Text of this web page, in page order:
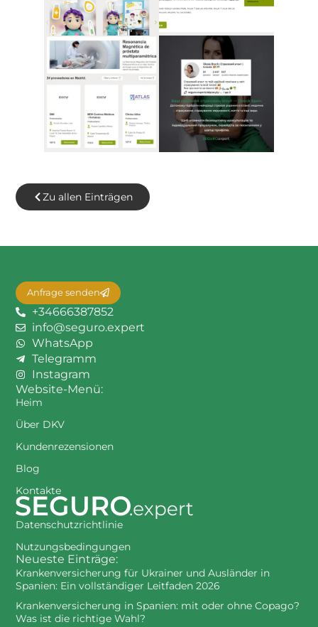
Zu allen Einträgen
Datenschutzrichtlinie
Nutzungsbedingungen
Website-Menü:
Heim
Über DKV
Kundenrezensionen
Blog
Kontakte
Neueste Einträge:
Krankenversicherung für Ukrainer und Ausländer in
Spanien: Ein vollständiger Leitfaden 2026
Krankenversicherung in Spanien: mit oder ohne Copago?
Was ist die richtige Wahl?
Anfrage senden
+34666387852
info@seguro.expert
WhatsApp
Telegramm
Instagram